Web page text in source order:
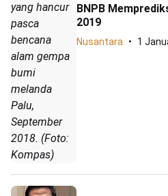
yang hancur
pasca
bencana
alam gempa
bumi
melanda
Palu,
September
2018. (Foto:
Kompas)
BNPB
2019
Nusantara 1